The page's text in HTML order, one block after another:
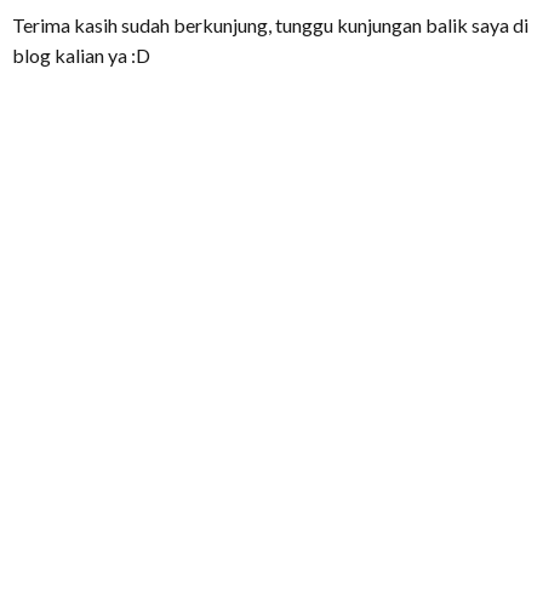
Terima kasih sudah berkunjung, tunggu kunjungan balik saya di
blog kalian ya :D